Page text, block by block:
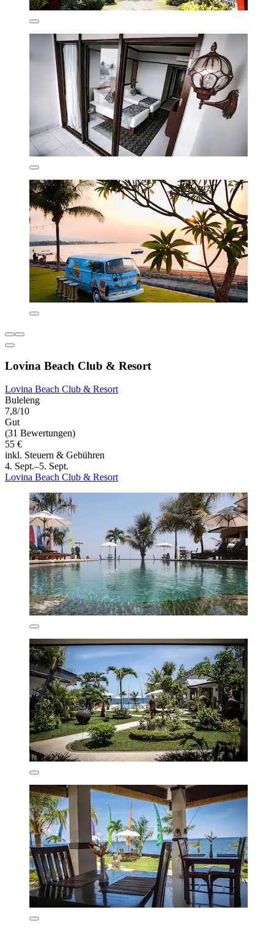
Lovina Beach Club & Resort
Lovina Beach Club & Resort
Buleleng
7,8/10
Gut
(31 Bewertungen)
55 €
inkl. Steuern & Gebühren
4. Sept.–5. Sept.
Lovina Beach Club & Resort